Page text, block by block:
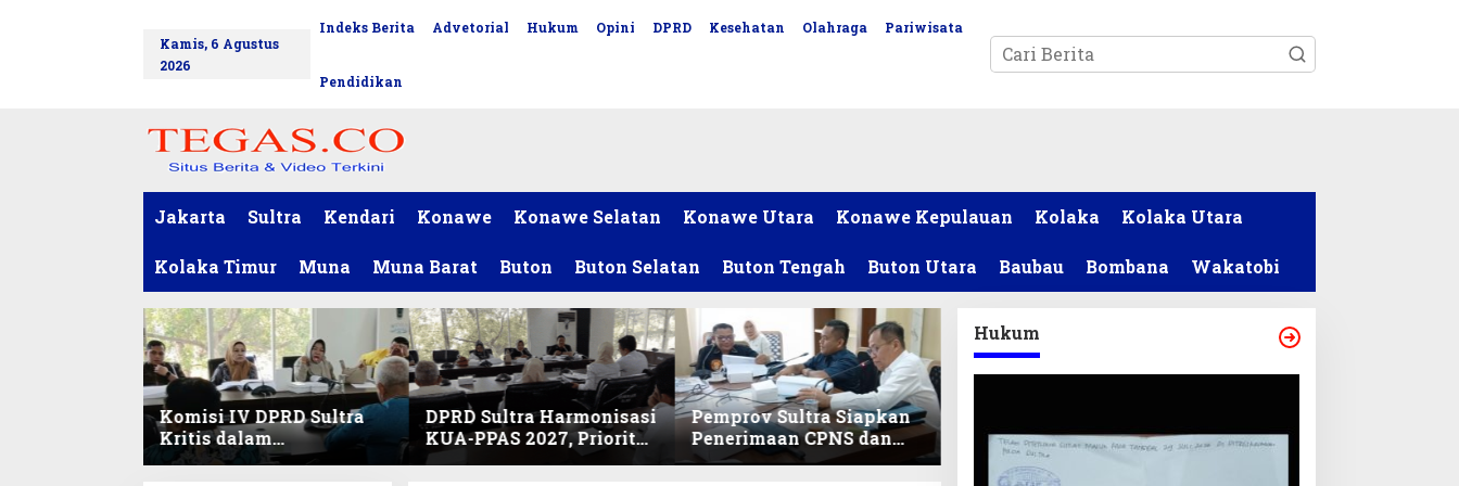
Kamis, 6 Agustus
2026
Indeks Berita Advetorial Hukum Opini DPRD Kesehatan Olahraga Pariwisata
Pendidikan
Jakarta Sultra Kendari Konawe Konawe Selatan Konawe Utara Konawe Kepulauan Kolaka Kolaka Utara
Kolaka Timur Muna Muna Barat Buton Buton Selatan Buton Tengah Buton Utara Baubau Bombana Wakatobi
Komisi IV DPRD Sultra
Kritis dalam
Harmonisasi KUA-PPAS
DPRD Sultra Harmonisasi
KUA-PPAS 2027, Prioritas
Pendidikan, Kebudayaan,
Pemprov Sultra Siapkan
Penerimaan CPNS dan
PPPK 2027, DPRD Sultra
Hukum